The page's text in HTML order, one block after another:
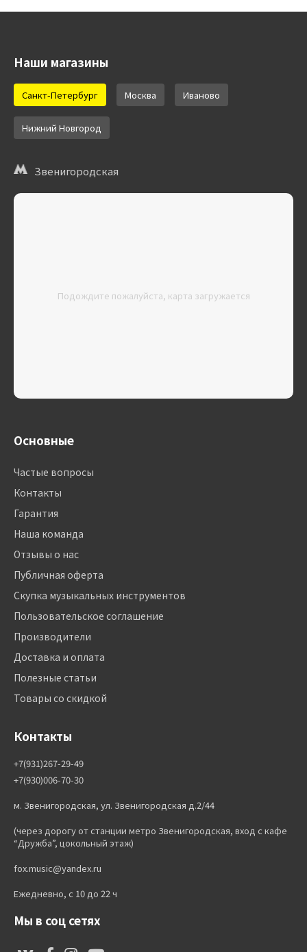
Наши магазины
Санкт-Петербург Москва Иваново
Нижний Новгород
Звенигородская
Подождите пожалуйста, карта загружается
Основные
Частые вопросы
Контакты
Гарантия
Наша команда
Отзывы о нас
Публичная оферта
Скупка музыкальных инструментов
Пользовательское соглашение
Производители
Доставка и оплата
Полезные статьи
Товары со скидкой
Контакты
+7(931)267-29-49
+7(930)006-70-30
м. Звенигородская, ул. Звенигородская д.2/44
(через дорогу от станции метро Звенигородская, вход с кафе
“Дружба”, цокольный этаж)
fox.music@yandex.ru
Ежедневно, с 10 до 22 ч
Мы в соц сетях